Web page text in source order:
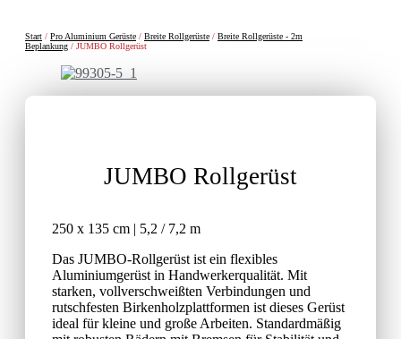
Start / Pro Aluminium Gerüste / Breite Rollgerüste / Breite Rollgerüste - 2m
Beplankung / JUMBO Rollgerüst
JUMBO Rollgerüst
250 x 135 cm | 5,2 / 7,2 m
Das JUMBO-Rollgerüst ist ein flexibles
Aluminiumgerüst in Handwerkerqualität. Mit
starken, vollverschweißten Verbindungen und
rutschfesten Birkenholzplattformen ist dieses Gerüst
ideal für kleine und große Arbeiten. Standardmäßig